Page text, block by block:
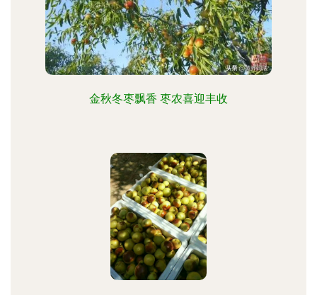
金秋冬枣飘香 枣农喜迎丰收